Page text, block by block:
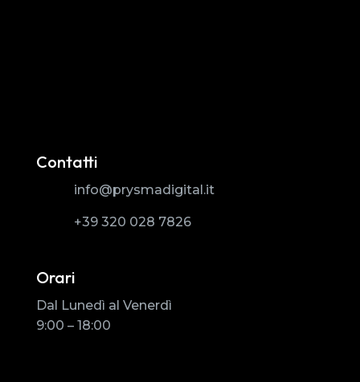
Contatti
info@prysmadigital.it
+39 320 028 7826
Orari
Dal Lunedì al Venerdì
9:00 – 18:00